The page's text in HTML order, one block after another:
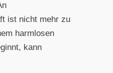
ist nicht mehr zu
harm losen
kann